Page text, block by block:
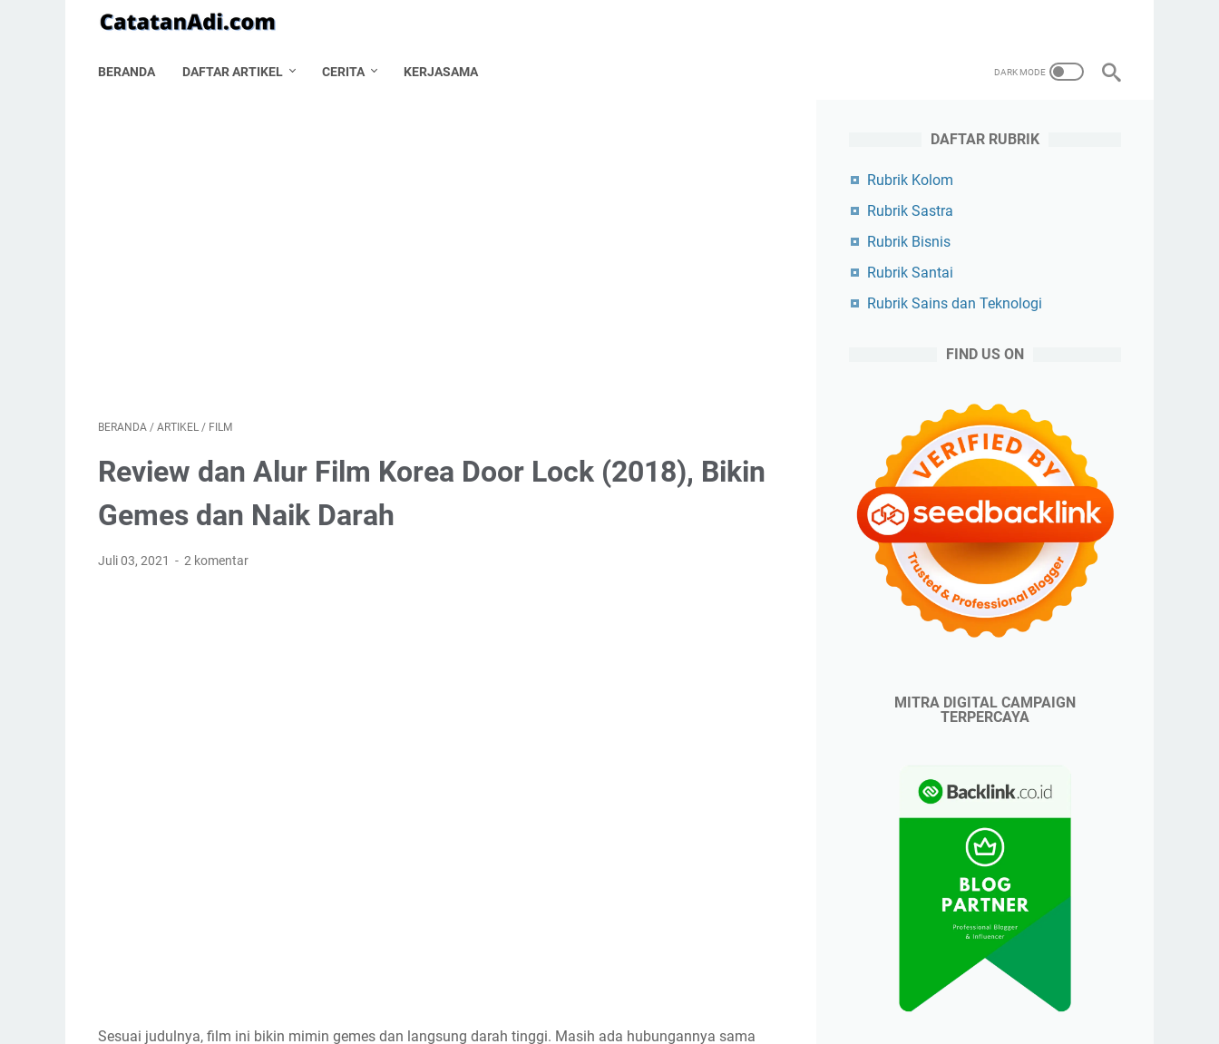
BERANDA DAFTAR ARTIKEL CERITA KERJASAMA
BERANDA / ARTIKEL / FILM
Review dan Alur Film Korea Door Lock (2018), Bikin
Gemes dan Naik Darah
Juli 03, 2021 2 komentar
Sesuai judulnya, film ini bikin mimin gemes dan langsung darah tinggi. Masih ada hubungannya sama
DAFTAR RUBRIK
Rubrik Kolom
Rubrik Sastra
Rubrik Bisnis
Rubrik Santai
Rubrik Sains dan Teknologi
FIND US ON
MITRA DIGITAL CAMPAIGN
TERPERCAYA